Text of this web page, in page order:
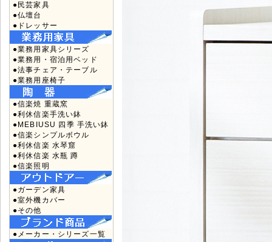
●民芸家具
●仏壇台
●ドレッサー
●業務用家具シリーズ
●業務用・宿泊用ベッド
●法事チェア・テーブル
●業務用座椅子
●信楽焼 重蔵窯
●利休信楽手洗い鉢
●MEBIUSU 四季 手洗い鉢
●信楽シンプルボウル
●利休信楽 水琴窟
●利休信楽 水瓶 蹲
●信楽照明
●ガーデン家具
●室外機カバー
●その他
●メーカー・シリーズ一覧